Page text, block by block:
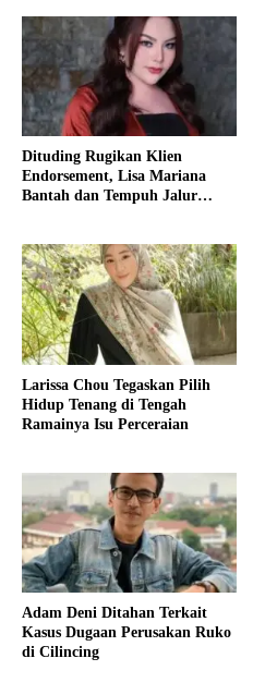
Dituding Rugikan Klien
Endorsement, Lisa Mariana
Bantah dan Tempuh Jalur
Larissa Chou Tegaskan Pilih
Hidup Tenang di Tengah
Ramainya Isu Perceraian
Adam Deni Ditahan Terkait
Kasus Dugaan Perusakan Ruko
di Cilincing